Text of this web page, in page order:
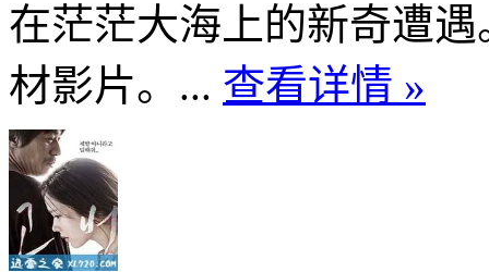
在茫茫大海上的新奇遭
材影片。... 查看详情 »